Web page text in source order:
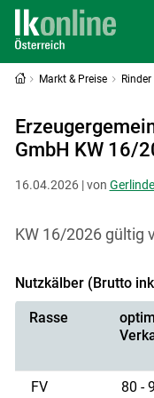
Markt & Preise Rinder
GmbH KW 16/
16.04.2026 | von
KW 16/2026 gültig
Nutzkälber (Brutto
Rasse
FV
80 -